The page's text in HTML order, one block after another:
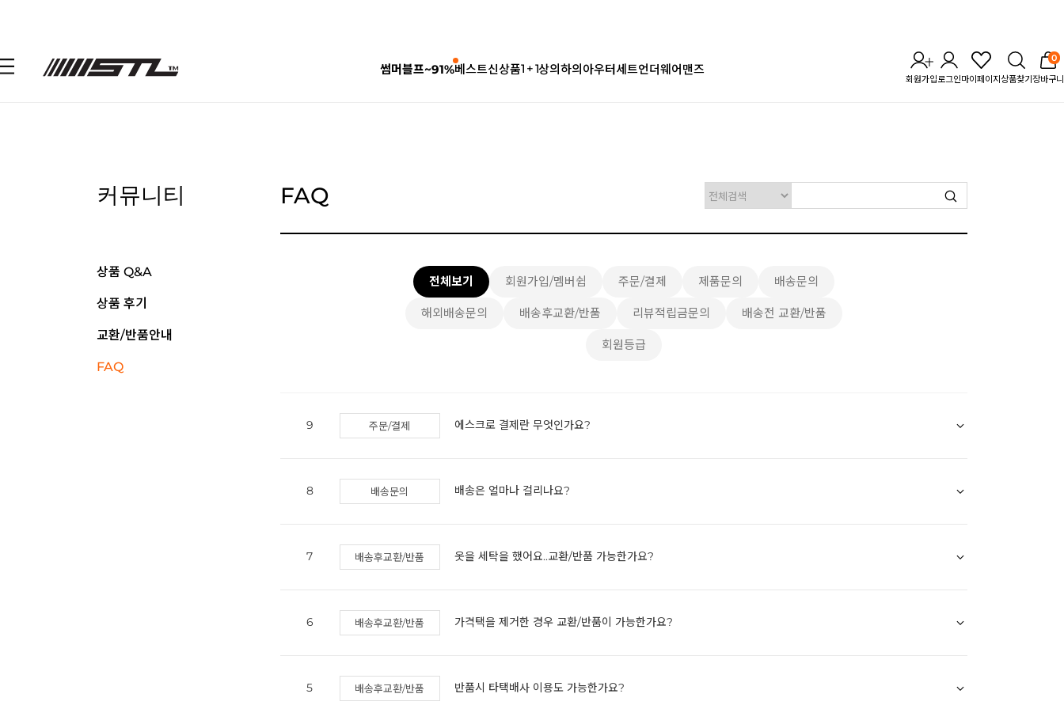
썸머블프~91%베스트신상품1 + 1상의하의아우터세트언더웨어맨즈
회원가입로그인마이페이지 상품찾기
0
장바구니
커뮤니티
상품 Q&A
상품 후기
교환/반품안내
FAQ
FAQ
전체보기 회원가입/멤버쉽 주문/결제 제품문의 배송문의
해외배송문의 배송후교환/반품 리뷰적립금문의 배송전 교환/반품
회원등급
9 주문/결제 에스크로 결제란 무엇인가요?
8 배송문의 배송은 얼마나 걸리나요?
7 배송후교환/반품 옷을 세탁을 했어요..교환/반품 가능한가요?
6 배송후교환/반품 가격택을 제거한 경우 교환/반품이 가능한가요?
5 배송후교환/반품 반품시 타택배사 이용도 가능한가요?